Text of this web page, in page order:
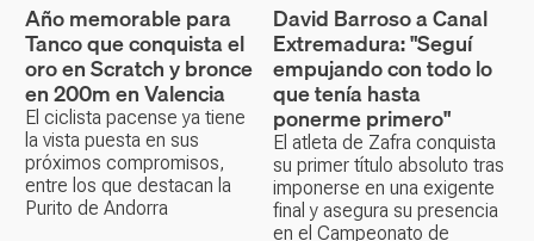
Año memorable para
Tanco que conquista el
oro en Scratch y bronce
en 200m en Valencia
El ciclista pacense ya tiene
la vista puesta en sus
próximos compromisos,
entre los que destacan la
Purito de Andorra
David Barroso a Canal
Extremadura: "Seguí
empujando con todo lo
que tenía hasta
ponerme primero"
El atleta de Zafra conquista
su primer título absoluto tras
imponerse en una exigente
final y asegura su presencia
en el Campeonato de